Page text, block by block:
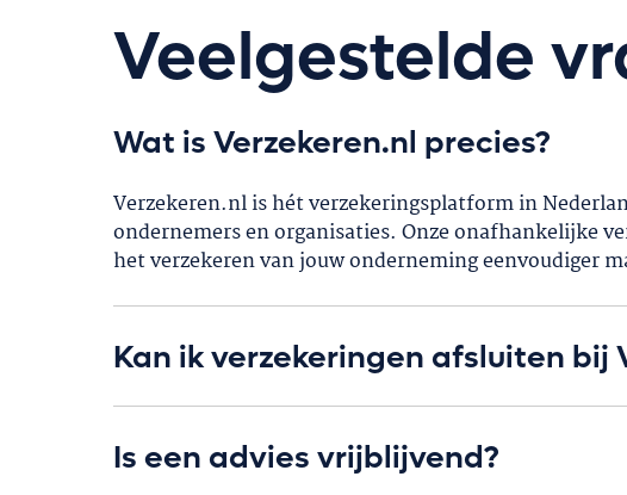
Veelgestelde
Wat is Verzekeren.nl precies?
Verzekeren.nl is hét verzekeringsplatform in
ondernemers en organisaties. Onze onafhankelijke
het verzekeren van jouw onderneming eenvoudiger
Kan ik verzekeringen afsluiten bij
Is een advies vrijblijvend?